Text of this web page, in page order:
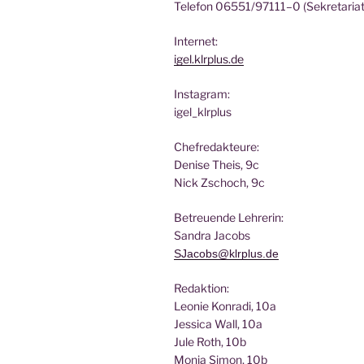
Tele­fon 06551/97111–0
Inter­net:
igel.klrplus.de
Insta­gram:
igel_klrplus
Chef­re­dak­teu­re:
Deni­se Theis, 9c
Nick Zscho­ch, 9c
Betreu­en­de Lehrerin:
San­dra Jacobs
SJacobs@klrplus.de
Redak­ti­on:
Leo­nie Kon­ra­di, 10a
Jes­si­ca Wall, 10a
Jule Roth, 10b
Mon­ja Simon, 10b